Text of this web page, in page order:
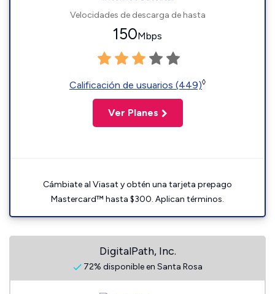
Velocidades de descarga de hasta
150Mbps
Calificación de usuarios (449)◊
Ver Planes
Cámbiate al Viasat y obtén una tarjeta prepago
Mastercard™ hasta $300. Aplican términos.
DigitalPath, Inc.
72% disponible en Santa Rosa